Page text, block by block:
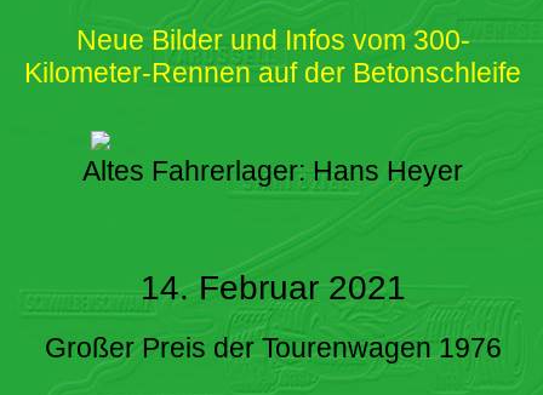
Neue Bilder und Infos vom 300-
Kilometer-Rennen auf der Betonschleife
Altes Fahrerlager: Hans Heyer
14. Februar 2021
Großer Preis der Tourenwagen 1976